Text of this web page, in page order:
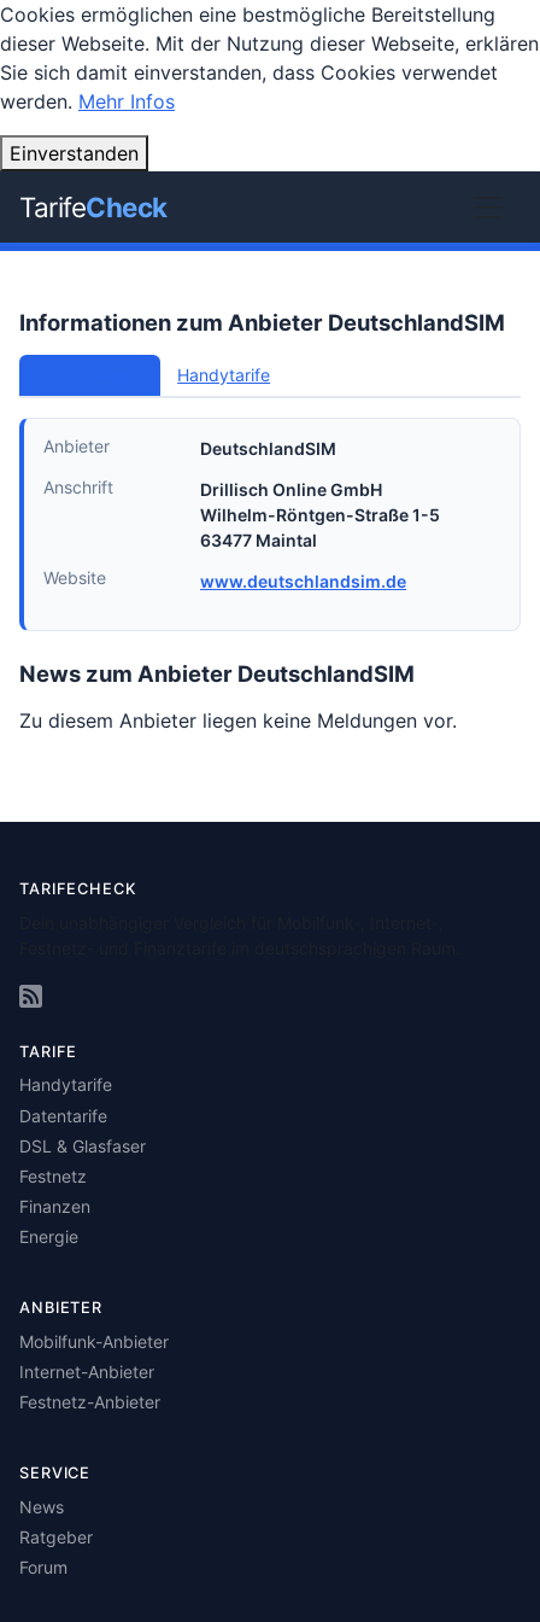
Cookies ermöglichen eine bestmögliche Bereitstellung
dieser Webseite. Mit der Nutzung dieser Webseite, erklären
Sie sich damit einverstanden, dass Cookies verwendet
werden. Mehr Infos
Einverstanden
TarifeCheck
Informationen zum Anbieter DeutschlandSIM
Handytarife
Anbieter
DeutschlandSIM
Anschrift
Drillisch Online GmbH
Wilhelm-Röntgen-Straße 1-5
63477 Maintal
Website
www.deutschlandsim.de
News zum Anbieter DeutschlandSIM
Zu diesem Anbieter liegen keine Meldungen vor.
TARIFECHECK
TARIFE
Handytarife
Datentarife
DSL & Glasfaser
Festnetz
Finanzen
Energie
ANBIETER
Mobilfunk-Anbieter
Internet-Anbieter
Festnetz-Anbieter
SERVICE
News
Ratgeber
Forum